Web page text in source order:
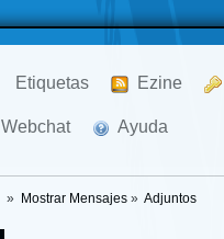
Etiquetas Ezine
Webchat Ayuda
» Mostrar Mensajes» Adjuntos